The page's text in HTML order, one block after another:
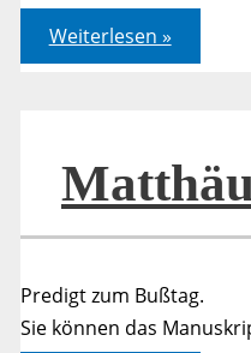
Leicht
oder
lohnend?
Weiterlesen »
Predigt zum Bußtag.
Sie können das